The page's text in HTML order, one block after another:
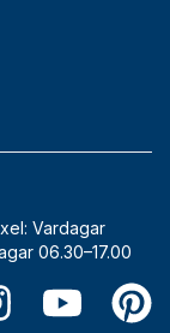
Vardagar
06.30–17.00